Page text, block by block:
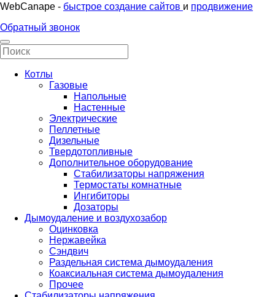
WebCanape - быстрое создание сайтов и продвижение
Обратный звонок
Котлы
Газовые
Напольные
Настенные
Электрические
Пеллетные
Дизельные
Твердотопливные
Дополнительное оборудование
Стабилизаторы напряжения
Термостаты комнатные
Ингибиторы
Дозаторы
Дымоудаление и воздухозабор
Оцинковка
Нержавейка
Сэндвич
Раздельная система дымоудаления
Коаксиальная система дымоудаления
Прочее